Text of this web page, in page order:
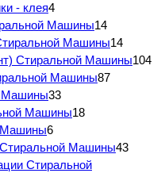
- клея4
Машины14
Машины14
Стиральной Машины104
Машины87
Машины33
Машины18
Машины6
Машины43
Стиральной